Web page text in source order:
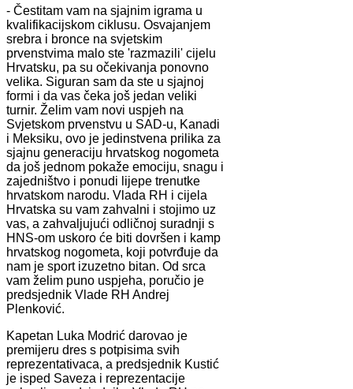
- Čestitam vam na sjajnim igrama u
kvalifikacijskom ciklusu. Osvajanjem
srebra i bronce na svjetskim
prvenstvima malo ste 'razmazili' cijelu
Hrvatsku, pa su očekivanja ponovno
velika. Siguran sam da ste u sjajnoj
formi i da vas čeka još jedan veliki
turnir. Želim vam novi uspjeh na
Svjetskom prvenstvu u SAD-u, Kanadi
i Meksiku, ovo je jedinstvena prilika za
sjajnu generaciju hrvatskog nogometa
da još jednom pokaže emociju, snagu i
zajedništvo i ponudi lijepe trenutke
hrvatskom narodu. Vlada RH i cijela
Hrvatska su vam zahvalni i stojimo uz
vas, a zahvaljujući odličnoj suradnji s
HNS-om uskoro će biti dovršen i kamp
hrvatskog nogometa, koji potvrđuje da
nam je sport izuzetno bitan. Od srca
vam želim puno uspjeha, poručio je
predsjednik Vlade RH Andrej
Plenković.
Kapetan Luka Modrić darovao je
premijeru dres s potpisima svih
reprezentativaca, a predsjednik Kustić
je isped Saveza i reprezentacije